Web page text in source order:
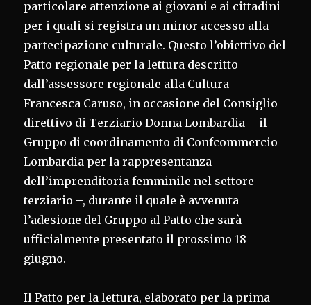
particolare attenzione ai giovani e ai cittadini
per i quali si registra un minor accesso alla
partecipazione culturale. Questo l’obiettivo del
Patto regionale per la lettura descritto
dall’assessore regionale alla Cultura
Francesca Caruso, in occasione del Consiglio
direttivo di Terziario Donna Lombardia – il
Gruppo di coordinamento di Confcommercio
Lombardia per la rappresentanza
dell’imprenditoria femminile nel settore
terziario –, durante il quale è avvenuta
l’adesione del Gruppo al Patto che sarà
ufficialmente presentato il prossimo 18
giugno.
Il Patto per la lettura, elaborato per la prima